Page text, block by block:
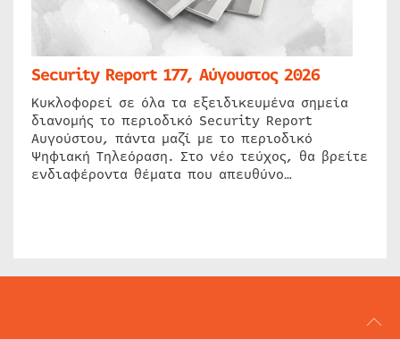
Security Report 177, Αύγουστος 2026
Κυκλοφορεί σε όλα τα εξειδικευμένα σημεία
διανομής το περιοδικό Security Report
Αυγούστου, πάντα μαζί με το περιοδικό
Ψηφιακή Τηλεόραση. Στο νέο τεύχος, θα βρείτε
ενδιαφέροντα θέματα που απευθύνο…